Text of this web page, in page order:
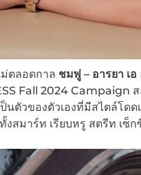
ตลอดกาล ชมพู่ – อารยา เ
Fall 2024 Campaign
นตัวของตัวเองที่มีสไตล์โ
มาร์ท เรียบหรู สตรีท เซ็ก